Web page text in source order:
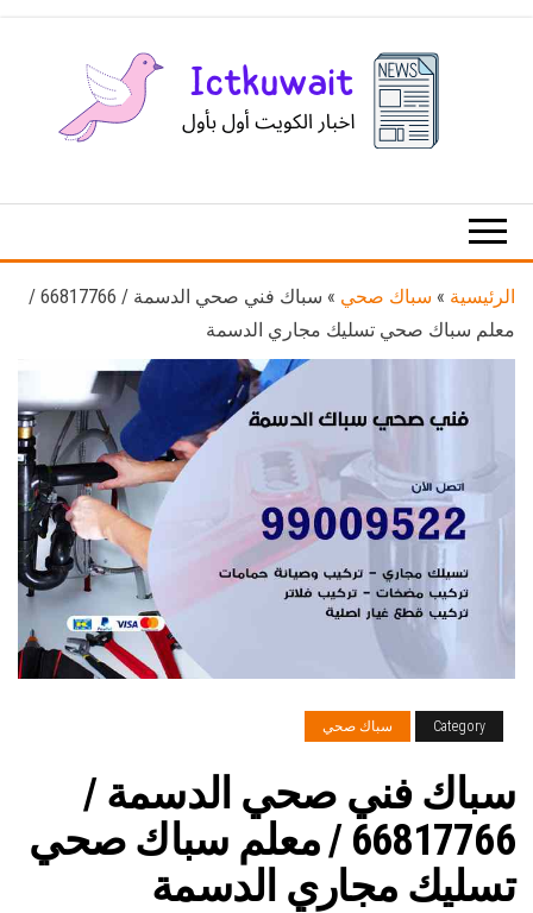
الكويت
الرئيسية » سباك صحي »
سباك فني صحي الدسمة / 66817766 /
معلم سباك صحي تسليك مجاري الدسمة
Category سباك صحي
سباك فني صحي الدسمة /
66817766 / معلم سباك صحي
تسليك مجاري الدسمة